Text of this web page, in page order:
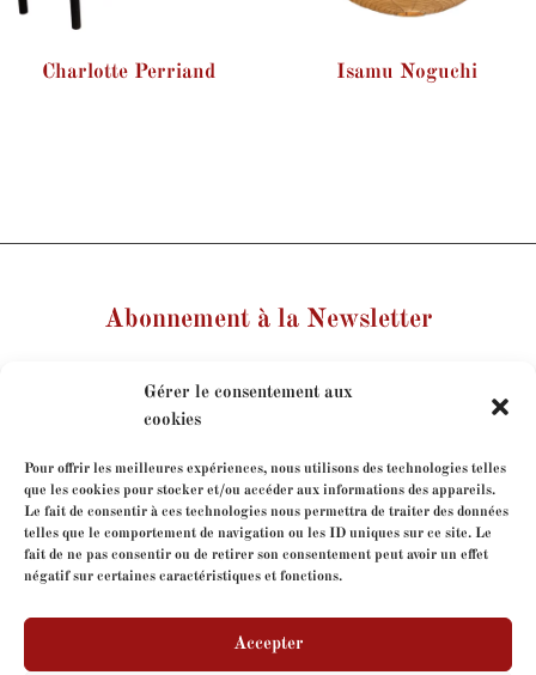
Gérer le consentement aux
cookies
Pour offrir les meilleures expériences, nous utilisons des technologies telles
que les cookies pour stocker et/ou accéder aux informations des appareils.
Le fait de consentir à ces technologies nous permettra de traiter des données
telles que le comportement de navigation ou les ID uniques sur ce site. Le
fait de ne pas consentir ou de retirer son consentement peut avoir un effet
négatif sur certaines caractéristiques et fonctions.
Accepter
Charlotte Perriand Isamu Noguchi
Abonnement à la Newsletter
Je consens à l'utilisation de mes coordonnées dans le
cadre de mon abonnement à la newsletter.